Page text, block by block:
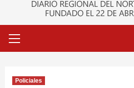
primario
Policiales